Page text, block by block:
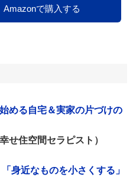
Amazonで購入する
める自宅＆実家の片づけの
せ住空間セラピスト）
身近なものを小さくする」